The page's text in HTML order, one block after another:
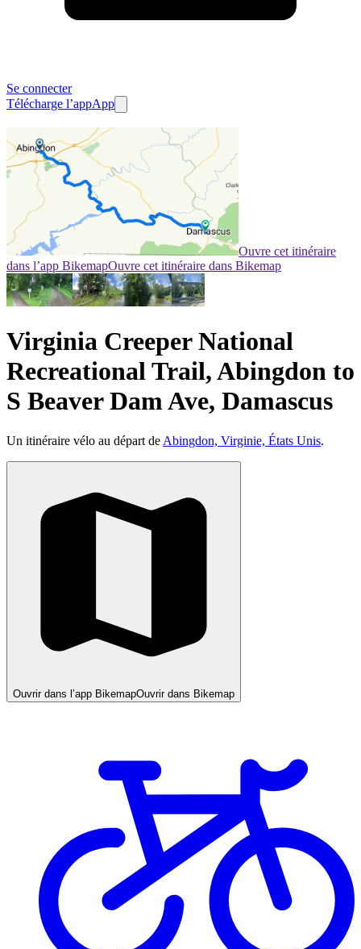
Se connecter
Télécharge l’appApp
Ouvre cet itinéraire
dans l’app BikemapOuvre cet itinéraire dans Bikemap
Virginia Creeper National
Recreational Trail, Abingdon to
S Beaver Dam Ave, Damascus
Un itinéraire vélo au départ de Abingdon, Virginie, États Unis.
Ouvrir dans l’app BikemapOuvrir dans Bikemap